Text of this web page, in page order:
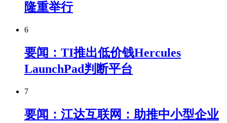
隆重举行
6
要闻：TI推出低价钱Hercules
LaunchPad判断平台
7
要闻：江达互联网：助推中小型企业